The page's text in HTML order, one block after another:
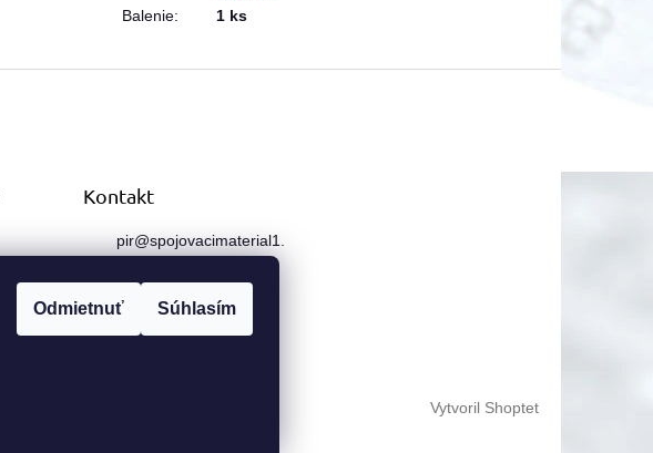
Odmietnuť Súhlasím
Balenie: 1 ks
Kontakt
pir@spojovacimaterial1.
sk
Vytvoril Shoptet